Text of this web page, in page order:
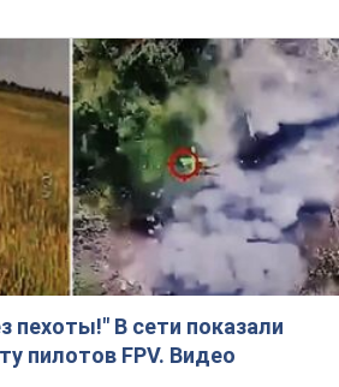
пехоты!" В сети показали
пилотов FPV. Видео